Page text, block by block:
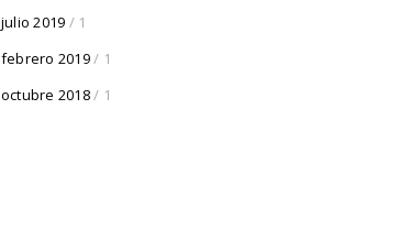
julio 2019 / 1
febrero 2019/ 1
octubre 2018/ 1